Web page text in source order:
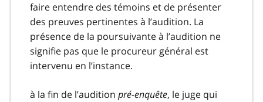
faire entendre des témoins et de présenter
des preuves pertinentes à l’audition. La
présence de la poursuivante à l’audition ne
signifie pas que le procureur général est
intervenu en l’instance.
à la fin de l’audition pré-enquête, le juge qui